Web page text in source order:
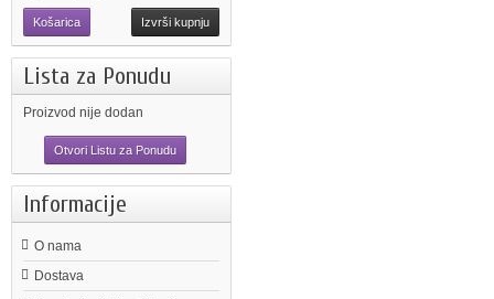
Košarica Izvrši kupnju
Lista za Ponudu
Proizvod nije dodan
Otvori Listu za Ponudu
Informacije
O nama
Dostava